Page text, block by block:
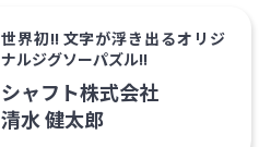
世界初!! 文字が浮き出るオリジ
ナルジグソーパズル!!
シャフト株式会社
清水 健太郎